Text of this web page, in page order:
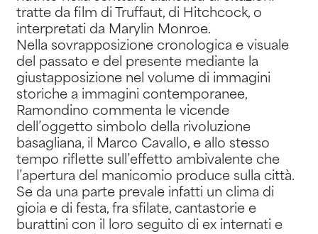
tratte da film di Truffaut, di Hitchcock, o
interpretati da Marylin Monroe.
Nella sovrapposizione cronologica e visuale
del passato e del presente mediante la
giustapposizione nel volume di immagini
storiche a immagini contemporanee,
Ramondino commenta le vicende
dell’oggetto simbolo della rivoluzione
basagliana, il Marco Cavallo, e allo stesso
tempo riflette sull’effetto ambivalente che
l’apertura del manicomio produce sulla città.
Se da una parte prevale infatti un clima di
gioia e di festa, fra sfilate, cantastorie e
burattini con il loro seguito di ex internati e